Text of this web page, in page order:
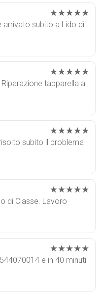
★★★★★
arrivato subito a Lido di
★★★★★
tapparella a
★★★★★
subito il problema
★★★★★
di Classe. Lavoro
★★★★★
e in 40 minuti